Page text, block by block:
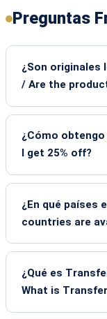
Preguntas
¿Son originales
/ Are the
¿Cómo obtengo
I get 25% off?
¿En qué países
countries are
¿Qué es
What is